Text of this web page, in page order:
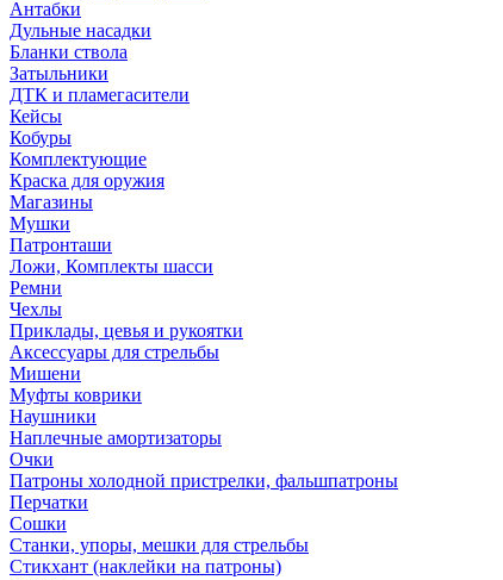
Антабки
Дульные насадки
Бланки ствола
Затыльники
ДТК и пламегасители
Кейсы
Кобуры
Комплектующие
Краска для оружия
Магазины
Мушки
Патронташи
Ложи, Комплекты шасси
Ремни
Чехлы
Приклады, цевья и рукоятки
Аксессуары для стрельбы
Мишени
Муфты коврики
Наушники
Наплечные амортизаторы
Очки
Патроны холодной пристрелки, фальшпатроны
Перчатки
Сошки
Станки, упоры, мешки для стрельбы
Стикхант (наклейки на патроны)